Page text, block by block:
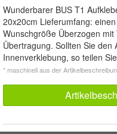
Wunderbarer BUS T1
20x20cm Lieferumfang:
Wunschgröße Überzogen
Übertragung. Sollten Sie
Innenverklebung, so teilen
* maschinell aus der